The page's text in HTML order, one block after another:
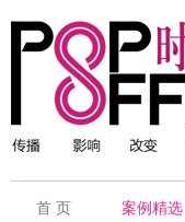
首 页 案例精选